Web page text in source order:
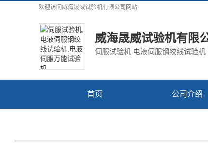
欢迎访问 威海晟威试验机有限公司 网站
威海晟威试验机有限
伺服试验机 电液伺服钢绞线试验
首页 公司介绍